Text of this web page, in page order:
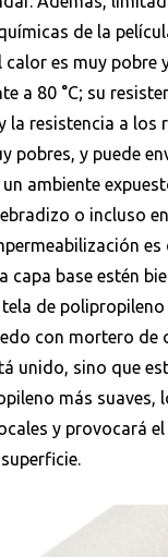
de la
calor es muy pobre
a 80 °C; su
la resistencia a los
pobres, y puede
ambiente
o incluso
es
capa base estén
de
con mortero de
unido, sino que
más suaves,
y provocará